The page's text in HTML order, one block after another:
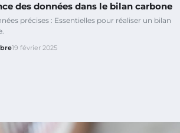
des données dans le bilan carbone
précises : Essentielles pour réaliser un bilan
19 février 2025